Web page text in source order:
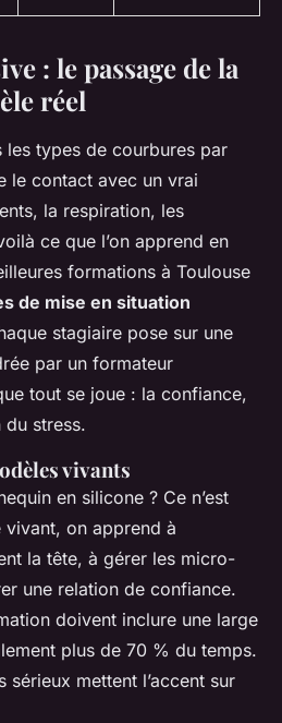
: le passage de la
réel
les types de courbures par
le contact avec un vrai
la respiration, les
ce que l’on apprend en
formations à Toulouse
de mise en situation
stagiaire pose sur une
par un formateur
tout se joue : la confiance,
stress.
vivants
en silicone ? Ce n’est
vivant, on apprend à
la tête, à gérer les micro-
une relation de confiance.
doivent inclure une large
plus de 70 % du temps.
sérieux mettent l’accent sur